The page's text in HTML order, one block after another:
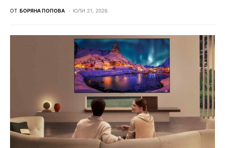
ОТ БОРЯНА ПОПОВА ЮЛИ 21, 2026